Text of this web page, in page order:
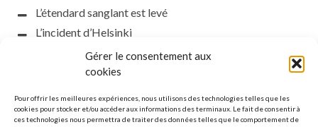
Gérer le consentement aux
cookies
Pour offrir les meilleures expériences, nous utilisons des technologies telles que les
cookies pour stocker et/ou accéder aux informations des terminaux. Le fait de consentir à
ces technologies nous permettra de traiter des données telles que le comportement de
L’étendard sanglant est levé
L’incident d’Helsinki
la petite fasciste
Toutes les nuances de la nuit
Que s’obscurcissent le soleil et la lumière